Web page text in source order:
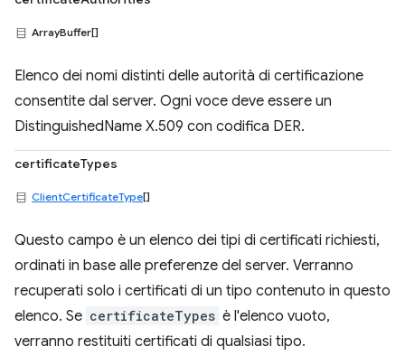
ArrayBuffer[]
Elenco dei nomi distinti delle autorità di certificazione
consentite dal server. Ogni voce deve essere un
DistinguishedName X.509 con codifica DER.
certificateTypes
ClientCertificateType[]
Questo campo è un elenco dei tipi di certificati richiesti,
ordinati in base alle preferenze del server. Verranno
recuperati solo i certificati di un tipo contenuto in questo
elenco. Se certificateTypes è l'elenco vuoto,
verranno restituiti certificati di qualsiasi tipo.